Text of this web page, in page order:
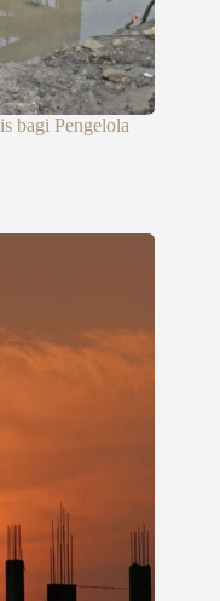
bagi Pengelola